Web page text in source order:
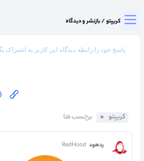
میزگرد کریپتو/بازنشر و دیدگاه
کریپتو
ردهود RedHood